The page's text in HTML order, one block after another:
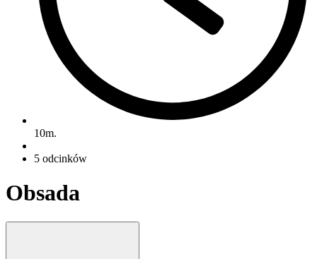
10m.
5 odcinków
Obsada